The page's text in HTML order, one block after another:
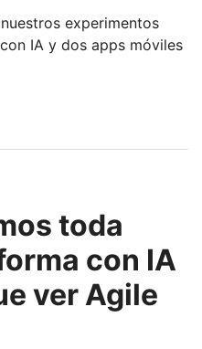
experimentos
IA y dos apps móviles
toda
con IA
ver Agile